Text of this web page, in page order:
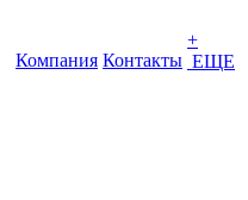
Компания Контакты
+
ЕЩЕ